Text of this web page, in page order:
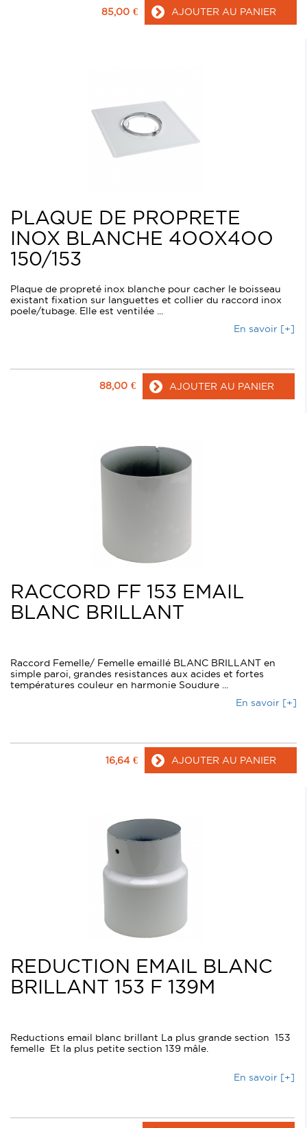
85,00 € AJOUTER AU PANIER
PLAQUE DE PROPRETE
INOX BLANCHE 4OOX4OO
150/153
Plaque de propreté inox blanche pour cacher le boisseau
existant fixation sur languettes et collier du raccord inox
poele/tubage. Elle est ventilée ...
En savoir [+]
88,00 € AJOUTER AU PANIER
RACCORD FF 153 EMAIL
BLANC BRILLANT
Raccord Femelle/ Femelle emaillé BLANC BRILLANT en
simple paroi, grandes resistances aux acides et fortes
températures couleur en harmonie Soudure ...
En savoir [+]
16,64 € AJOUTER AU PANIER
REDUCTION EMAIL BLANC
BRILLANT 153 F 139M
Reductions email blanc brillant La plus grande section 153
femelle Et la plus petite section 139 mâle.
En savoir [+]